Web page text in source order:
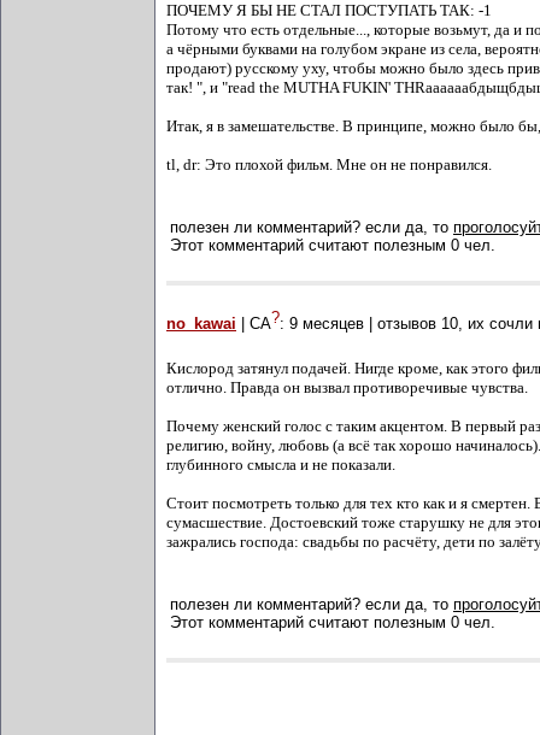
ПОЧЕМУ Я БЫ НЕ СТАЛ ПОСТУПАТЬ ТАК: -1
Потому что есть отдельные..., которые возьмут, да и
а чёрными буквами на голубом экране из села,
продают) русскому уху, чтобы можно было здесь
так! ", и "read the MUTHA FUKIN'
Итак, я в замешательстве. В принципе, можно было бы,
tl, dr: Это плохой фильм. Мне он не понравился.
полезен ли комментарий? если да, то
Этот комментарий считают полезным 0 чел.
no_kawai | СА?: 9 месяцев | отзывов 10, их сочли
Кислород затянул подачей. Нигде кроме, как этого
отлично. Правда он вызвал противоречивые чувства.
Почему женский голос с таким акцентом. В первый
религию, войну, любовь (а всё так хорошо
глубинного смысла и не показали.
Стоит посмотреть только для тех кто как и я
сумасшествие. Достоевский тоже старушку не для
зажрались господа: свадьбы по расчёту, дети по
полезен ли комментарий? если да, то
Этот комментарий считают полезным 0 чел.